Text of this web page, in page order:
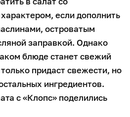
если дополнить
островатым
заправкой. Однако
блюде станет свежий
придаст свежести, но
ингредиентов.
с «Клопс» поделились